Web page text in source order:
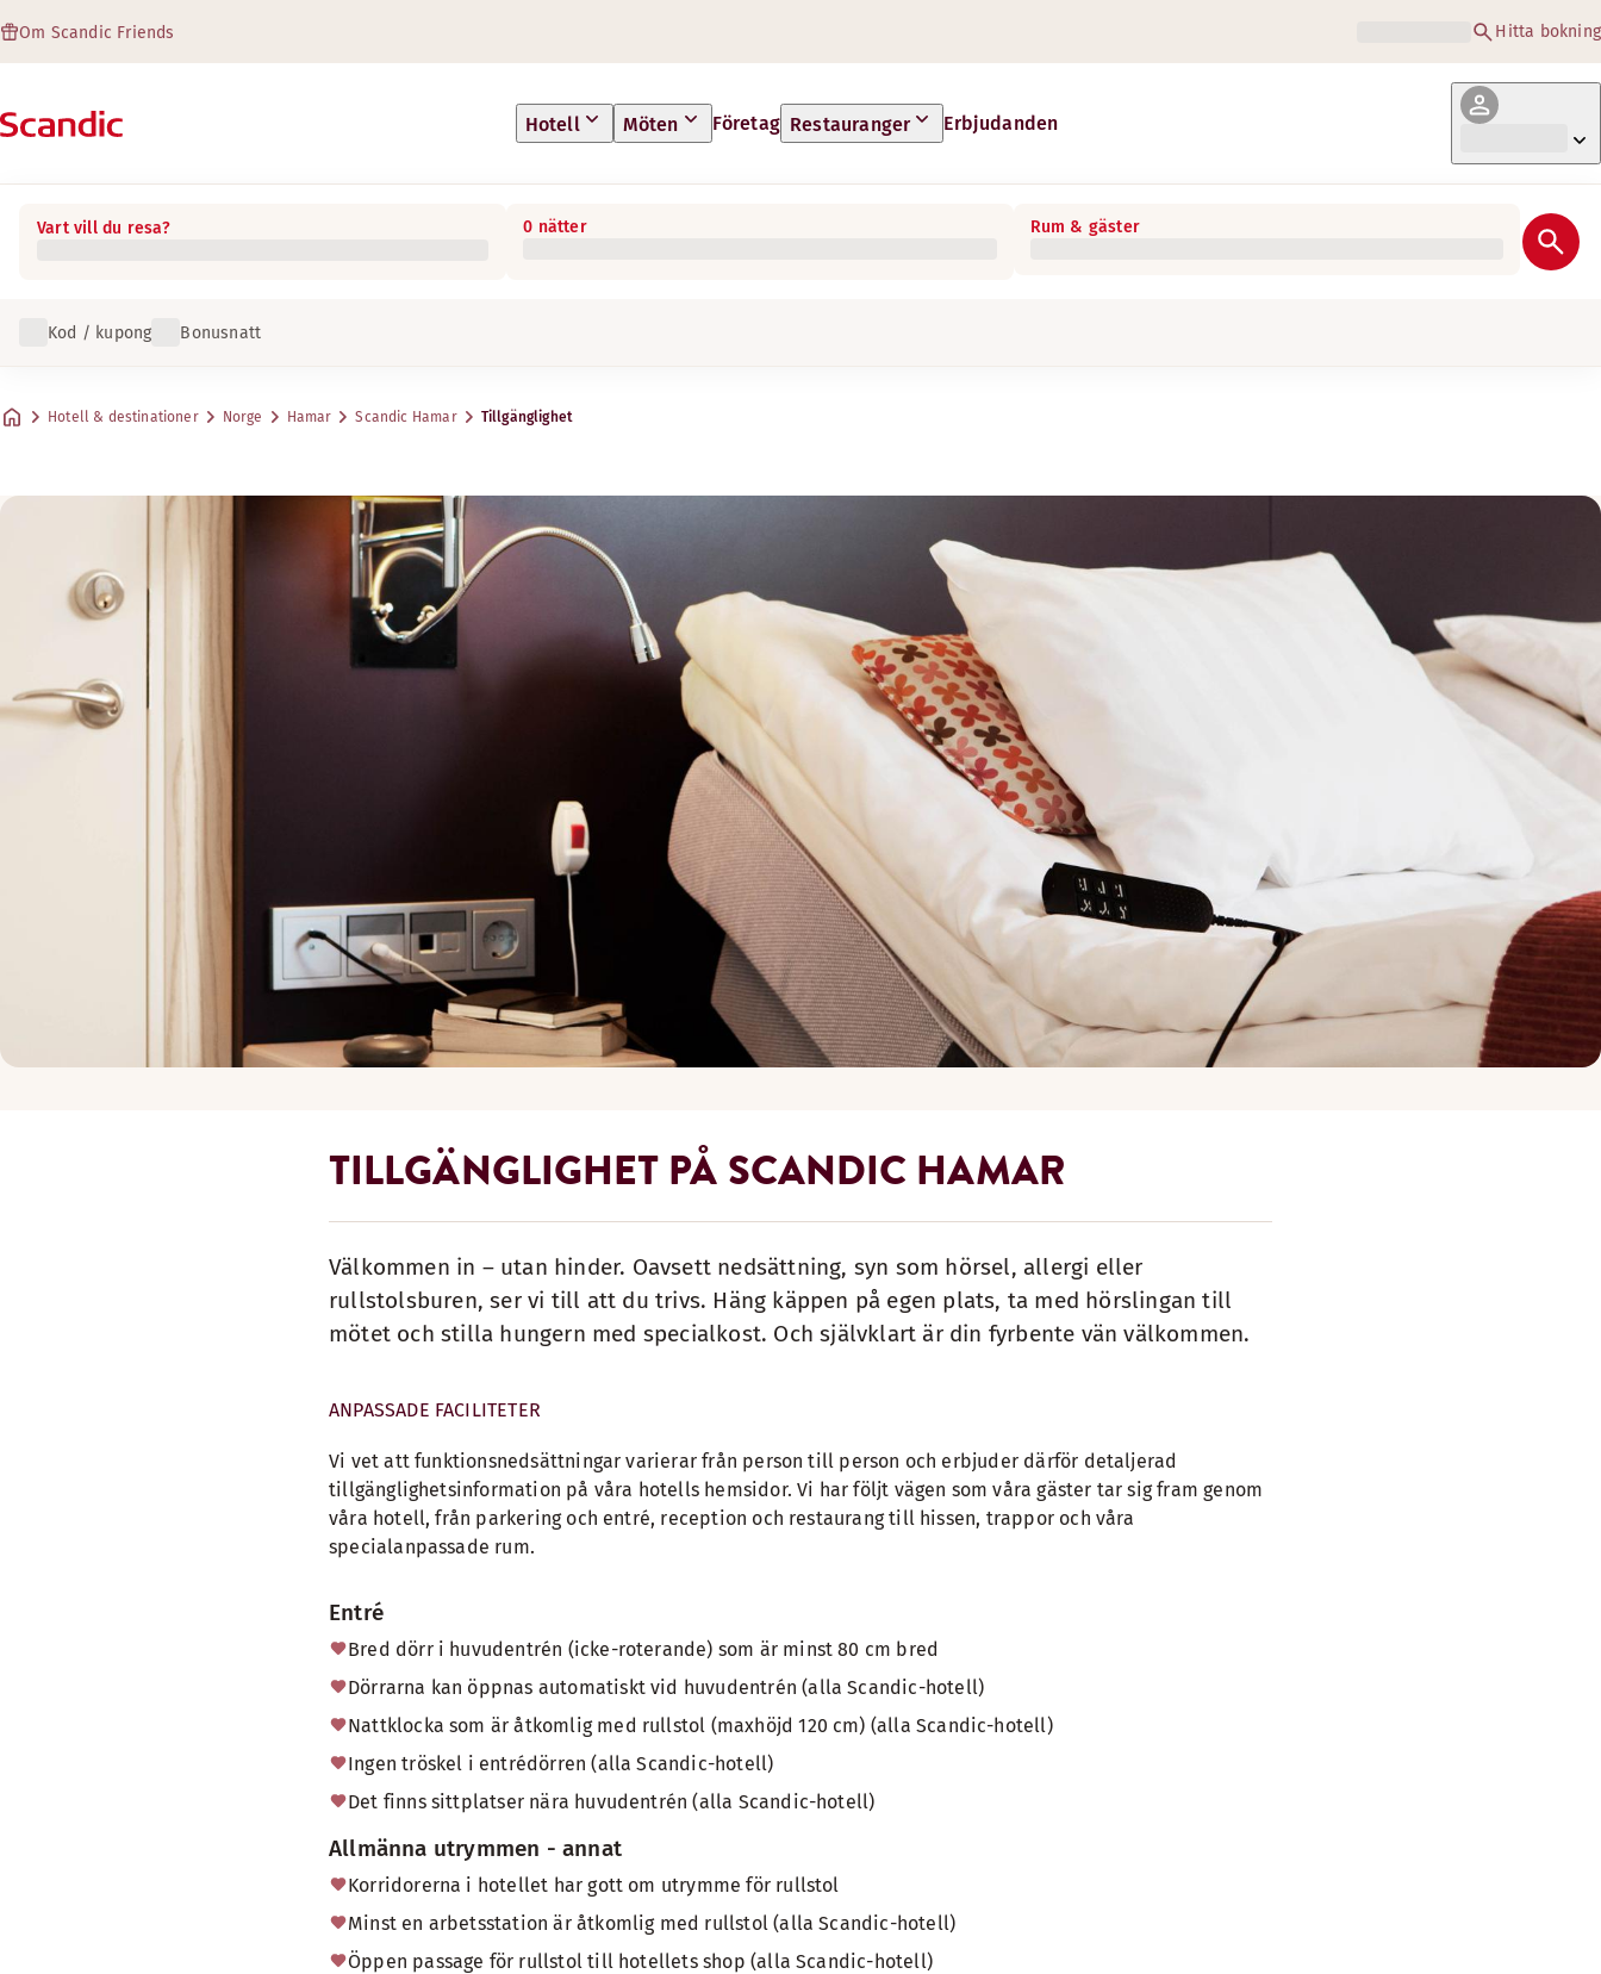
Om Scandic Friends Hitta bokning
Hotell Möten Företag Restauranger Erbjudanden
Vart vill du resa? 0 nätter Rum & gäster
Kod / kupong Bonusnatt
Hotell & destinationer Norge Hamar Scandic Hamar Tillgänglighet
TILLGÄNGLIGHET PÅ SCANDIC HAMAR
Välkommen in – utan hinder. Oavsett nedsättning, syn som hörsel, allergi eller
rullstolsburen, ser vi till att du trivs. Häng käppen på egen plats, ta med hörslingan till
mötet och stilla hungern med specialkost. Och självklart är din fyrbente vän välkommen.
ANPASSADE FACILITETER
Vi vet att funktionsnedsättningar varierar från person till person och erbjuder därför detaljerad
tillgänglighetsinformation på våra hotells hemsidor. Vi har följt vägen som våra gäster tar sig fram genom
våra hotell, från parkering och entré, reception och restaurang till hissen, trappor och våra
specialanpassade rum.
Entré
Bred dörr i huvudentrén (icke-roterande) som är minst 80 cm bred
Dörrarna kan öppnas automatiskt vid huvudentrén (alla Scandic-hotell)
Nattklocka som är åtkomlig med rullstol (maxhöjd 120 cm) (alla Scandic-hotell)
Ingen tröskel i entrédörren (alla Scandic-hotell)
Det finns sittplatser nära huvudentrén (alla Scandic-hotell)
Allmänna utrymmen - annat
Korridorerna i hotellet har gott om utrymme för rullstol
Minst en arbetsstation är åtkomlig med rullstol (alla Scandic-hotell)
Öppen passage för rullstol till hotellets shop (alla Scandic-hotell)